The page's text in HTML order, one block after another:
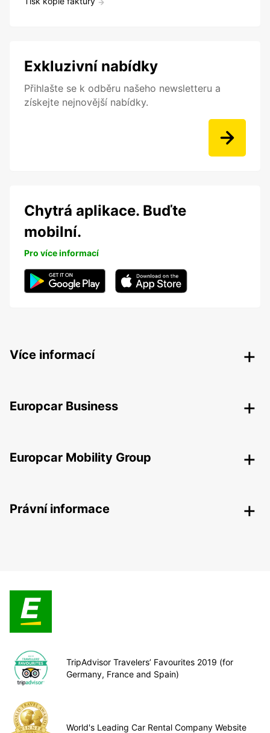
Exkluzivní nabídky
Přihlašte se k odběru našeho newsletteru a
získejte nejnovější nabídky.
Chytrá aplikace. Buďte
mobilní.
Pro více informací
Více informací
Europcar Business
Europcar Mobility Group
Právní informace
TripAdvisor Travelers’ Favourites 2019 (for
Germany, France and Spain)
World's Leading Car Rental Company Website